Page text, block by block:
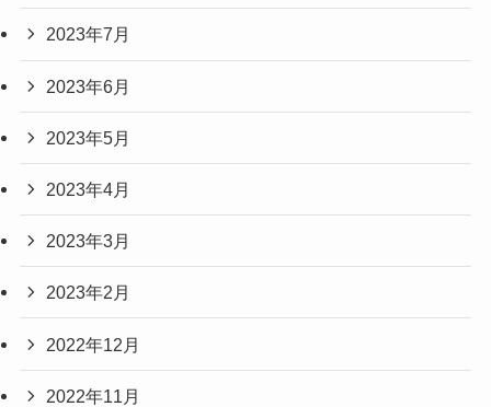
2023年7月
2023年6月
2023年5月
2023年4月
2023年3月
2023年2月
2022年12月
2022年11月